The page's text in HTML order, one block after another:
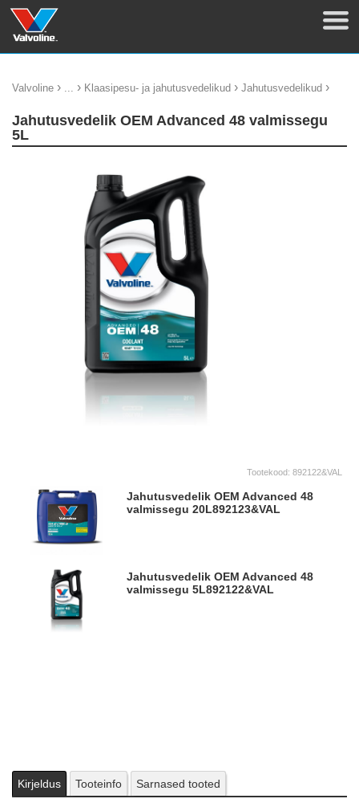
Valvoline › ... › Klaasipesu- ja jahutusvedelikud › Jahutusvedelikud ›
Jahutusvedelik OEM Advanced 48 valmissegu
5L
Tootekood: 892122&VAL
Jahutusvedelik OEM Advanced 48
valmissegu 20L892123&VAL
Jahutusvedelik OEM Advanced 48
valmissegu 5L892122&VAL
Kirjeldus Tooteinfo Sarnased tooted